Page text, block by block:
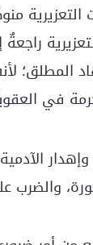
المطلق؛
في
والضرب